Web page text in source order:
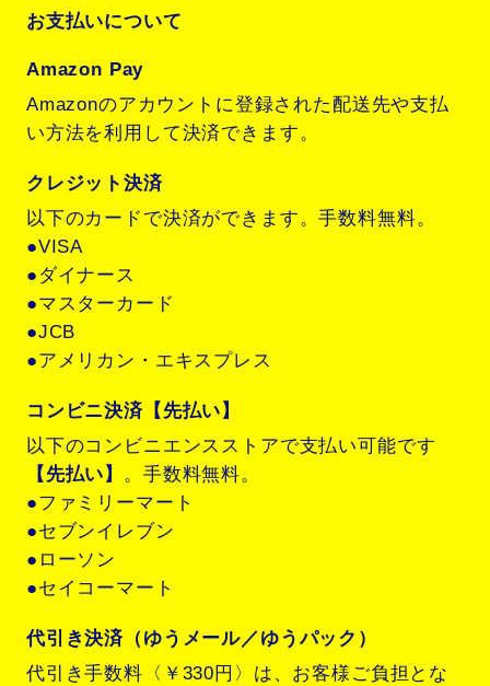
お支払いについて
Amazon Pay
Amazonのアカウントに登録された配送先や支払
い方法を利用して決済できます。
クレジット決済
以下のカードで決済ができます。手数料無料。
●VISA
●ダイナース
●マスターカード
●JCB
●アメリカン・エキスプレス
コンビニ決済【先払い】
以下のコンビニエンスストアで支払い可能です
【先払い】 。手数料無料。
●ファミリーマート
●セブンイレブン
●ローソン
●セイコーマート
代引き決済（ゆうメール／ゆうパック）
代引き手数料〈￥330円〉は、お客様ご負担とな